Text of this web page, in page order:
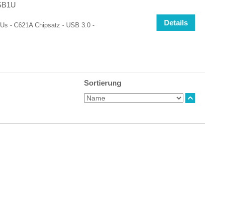
Details
- C621A Chipsatz - USB 3.0 -
Sortierung